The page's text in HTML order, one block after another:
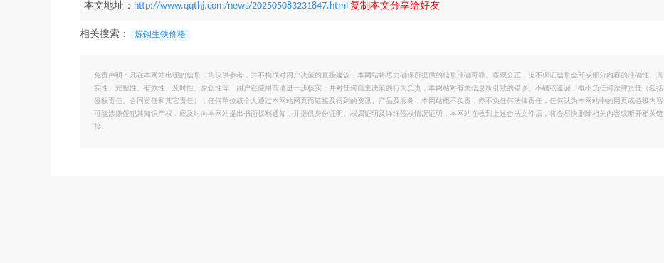
本文地址： http://www.qqthj.com/news/202505083231847.html 复制本文分享给好友
相关搜索： 炼钢生铁价格
免责声明：凡在本网站出现的信息，均仅供参考，并不构成对用户决策的直接建议，本网站将尽力确保所提供的信息准确可靠、客观公正，但不保证信息全部或部分内容的准确性、真
实性、完整性、有效性、及时性、原创性等，用户在使用前请进一步核实，并对任何自主决策的行为负责，本网站对有关信息所引致的错误、不确或遗漏，概不负任何法律责任（包括
侵权责任、合同责任和其它责任）；任何单位或个人通过本网站网页而链接及得到的资讯、产品及服务，本网站概不负责，亦不负任何法律责任；任何认为本网站中的网页或链接内容
可能涉嫌侵犯其知识产权，应及时向本网站提出书面权利通知，并提供身份证明、权属证明及详细侵权情况证明，本网站在收到上述合法文件后，将会尽快删除相关内容或断开相关链
接。